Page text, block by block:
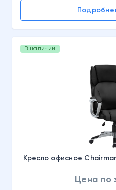
В наличии
Кресло офисное
Цена по